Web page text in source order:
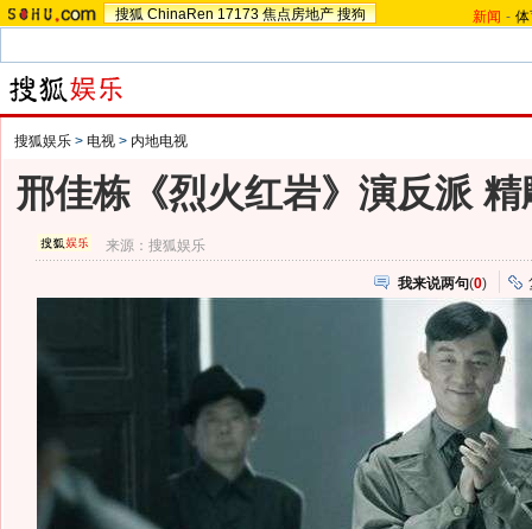
搜狐 ChinaRen 17173 焦点房地产 搜狗 新闻 -
搜狐娱乐 > 电视 > 内地电视
邢佳栋《烈火红岩》演反派
来源：搜狐娱乐
我来说两句(0)